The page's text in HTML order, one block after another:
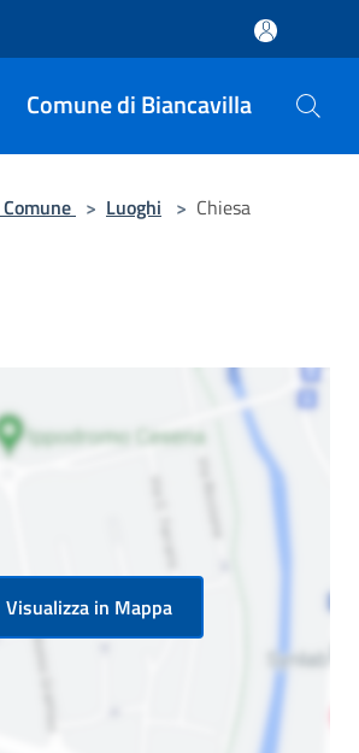
Comune di Biancavilla
> Luoghi > Chiesa
Visualizza in Mappa